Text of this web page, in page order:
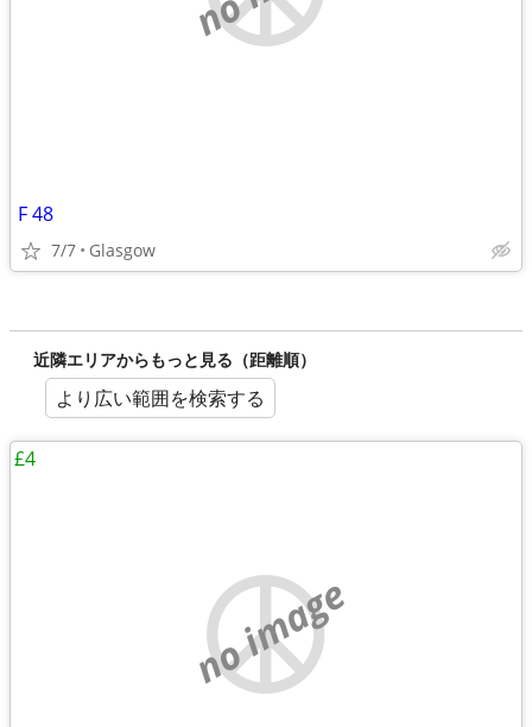
F 48
7/7 Glasgow
近隣エリアからもっと見る（距離順）
より広い範囲を検索する
no image
£4